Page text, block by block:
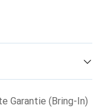
Garantie (Bring-In)